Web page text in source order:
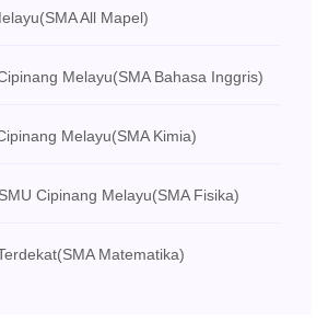
(SMA All Mapel)
Melayu(SMA Bahasa Inggris)
Melayu(SMA Kimia)
Cipinang Melayu(SMA Fisika)
(SMA Matematika)